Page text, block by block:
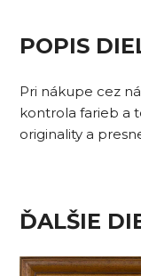
POPIS
Pri nákupe cez
kontrola farieb a
originality a
ĎALŠIE